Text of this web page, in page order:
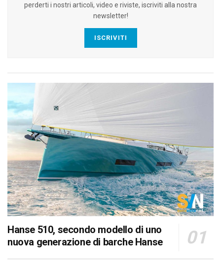
perderti i nostri articoli, video e riviste, iscriviti alla nostra
newsletter!
ISCRIVITI
Hanse 510, secondo modello di uno
nuova generazione di barche Hanse